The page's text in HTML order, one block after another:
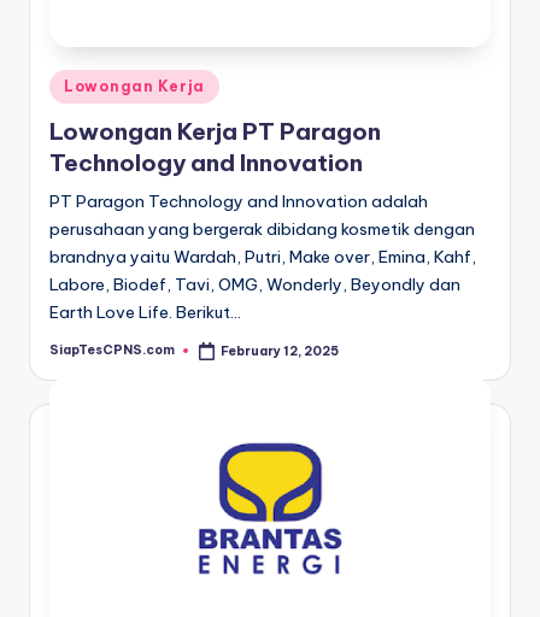
Posted
in
Lowongan Kerja
Lowongan Kerja PT Paragon
Technology and Innovation
PT Paragon Technology and Innovation adalah
perusahaan yang bergerak dibidang kosmetik dengan
brandnya yaitu Wardah, Putri, Make over, Emina, Kahf,
Labore, Biodef, Tavi, OMG, Wonderly, Beyondly dan
Earth Love Life. Berikut…
Posted
SiapTesCPNS.com February 12, 2025